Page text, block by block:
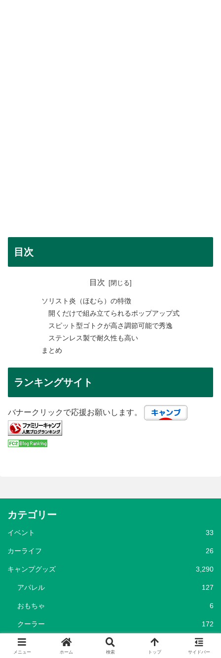
目次
目次
ソリスト炎（ほむら）の特徴
開くだけで組み立てられるポップアップ式
スピット型ゴトクが高さ調節可能で秀逸
ステンレス製で耐久性も高い
まとめ
ランキングサイト
バナークリックで応援お願いします。
カテゴリー
イベント 33
カーライフ 26
キャンプグッズ 3,290
アパレル 127
おもちゃ 6
クーラー 172
クッカー・テーブルウエア 537
メニュー ホーム 検索 トップ サイドバー